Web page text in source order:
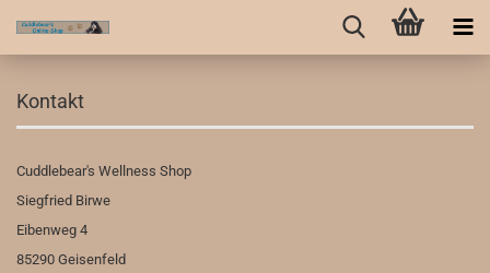
Kontakt
Cuddlebear's Wellness Shop
Siegfried Birwe
Eibenweg 4
85290 Geisenfeld